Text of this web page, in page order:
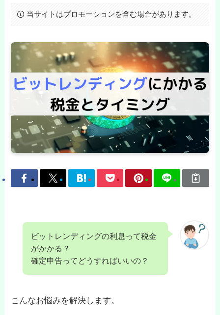
当サイトはプロモーションを含む場合があります。
ビットレンディングの利息って税金
がかかる？
確定申告ってどうすればいいの？
こんなお悩みを解決します。